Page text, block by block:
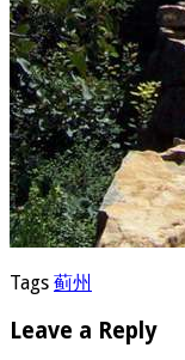
Tags 蓟州
Leave a Reply